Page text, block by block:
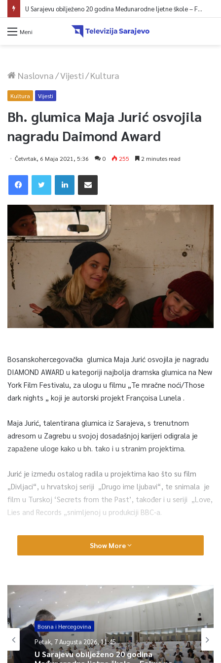
U Sarajevu obilježeno 20 godina Međunarodne ljetne škole – Fokus na izazovima međunarodne pravde
Meni
Naslovna/Vijesti/Kultura
Kultura Vijesti
Bh. glumica Maja Jurić osvojila
nagradu Daimond Award
Četvrtak, 6 Maja 2021, 5:36 0 255 2 minutes read
Bosanskohercegovačka glumica Maja Jurić osvojila je nagradu
DIAMOND AWARD u kategoriji najbolja dramska glumica na New
York Film Festivalu, za ulogu u filmu „Te mračne noći/Those
dark nights „ koji je autorski projekt Françoisa Lunela .
Maja Jurić, talentirana glumica iz Sarajeva, s trenutnom
adresom u Zagrebu u svojoj dosadašnjoj karijeri odigrala je
zapažene uloge kako u bh. tako i u stranim projektima.
Jurić je između ostalog radila u projektima kao što su film
„Divljaci“, u hrvatskoj seriji „Drugo ime ljubavi“, te snimala je
film u Turskoj ‘Secrets from the Past’, također i u seriji „Love,
Lies and Records „snimljenoj u produkciji BBC-a.
Režiser filma François Lunel zapisao je da je „Te mračne noći„
film o opsadi Sarajeva čije rane su još uvijek otvorene.
uzburkanih emocija. Odlučio sam snimiti film o ratu iz pozicije
grada Sarajeva, bez direktnog prikazivanja konflikta, o
posljedicama rata. stanovnici na Balkanu izgubili su svoje
prijatelje, identitete, ali i svoje snove. Htio sam pokazati koliko
je dubok trag ostavio taj gubitak nedužnosti kroz koji je
Bosna i Hercegovina prošla“ –zapisao je reditelj filma.
Show More
Bosna i Hercegovina
Petak, 7 Augusta 2026, 11:45
U Sarajevu obilježeno 20 godina